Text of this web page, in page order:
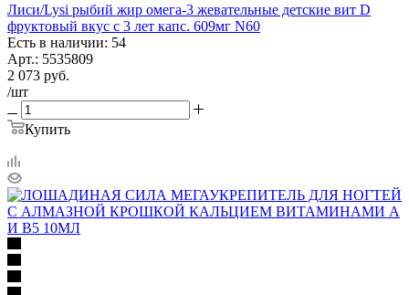
Лиси/Lysi рыбий жир омега-3 жевательные детские вит D
фруктовый вкус с 3 лет капс. 609мг N60
Есть в наличии: 54
Арт.: 5535809
2 073 руб.
/шт
Купить